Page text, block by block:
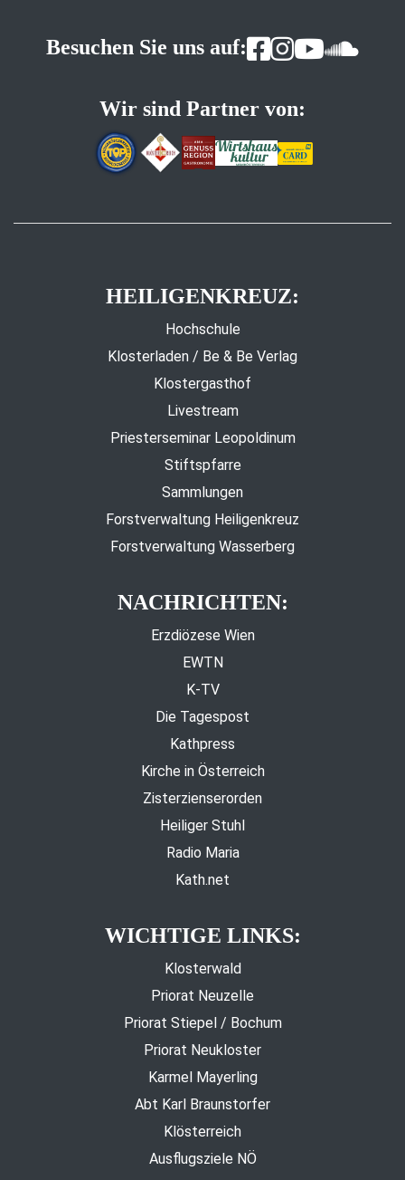
Besuchen Sie uns auf:
Wir sind Partner von:
HEILIGENKREUZ:
Hochschule
Klosterladen / Be & Be Verlag
Klostergasthof
Livestream
Priesterseminar Leopoldinum
Stiftspfarre
Sammlungen
Forstverwaltung Heiligenkreuz
Forstverwaltung Wasserberg
NACHRICHTEN:
Erzdiözese Wien
EWTN
K-TV
Die Tagespost
Kathpress
Kirche in Österreich
Zisterzienserorden
Heiliger Stuhl
Radio Maria
Kath.net
WICHTIGE LINKS:
Klosterwald
Priorat Neuzelle
Priorat Stiepel / Bochum
Priorat Neukloster
Karmel Mayerling
Abt Karl Braunstorfer
Klösterreich
Ausflugsziele NÖ